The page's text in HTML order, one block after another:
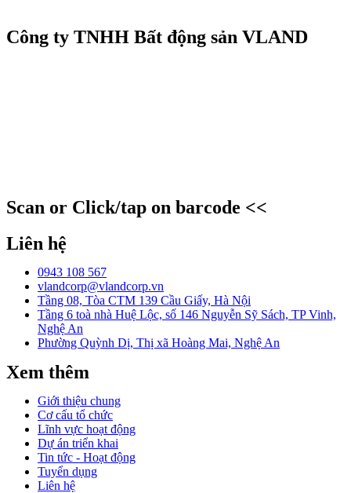
Công ty TNHH Bất động sản VLAND
Scan or Click/tap on barcode <<
Liên hệ
0943 108 567
vlandcorp@vlandcorp.vn
Tầng 08, Tòa CTM 139 Cầu Giấy, Hà Nội
Tầng 6 toà nhà Huệ Lộc, số 146 Nguyễn Sỹ Sách, TP Vinh,
Nghệ An
Phường Quỳnh Dị, Thị xã Hoàng Mai, Nghệ An
Xem thêm
Giới thiệu chung
Cơ cấu tổ chức
Lĩnh vực hoạt động
Dự án triển khai
Tin tức - Hoạt động
Tuyển dụng
Liên hệ